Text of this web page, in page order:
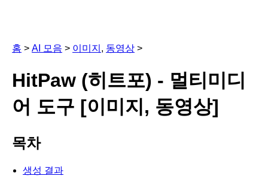
홈 > AI 모음 > 이미지 , 동영상 >
HitPaw (히트포) - 멀티미디
어 도구 [이미지, 동영상]
목차
생성 결과